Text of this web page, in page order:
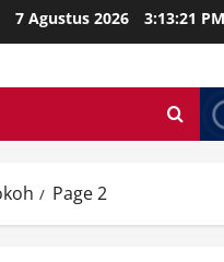
7 Agustus 2026 3:13:23 PM
Page 2